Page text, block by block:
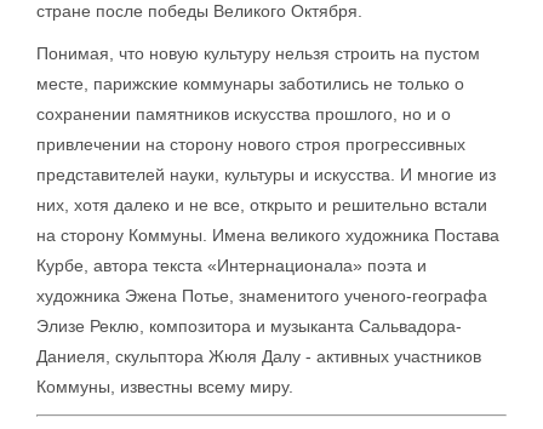
стране после победы Великого Октября.
Понимая, что новую культуру нельзя строить на пустом
месте, парижские коммунары заботились не только о
сохранении памятников искусства прошлого, но и о
привлечении на сторону нового строя прогрессивных
представителей науки, культуры и искусства. И многие из
них, хотя далеко и не все, открыто и решительно встали
на сторону Коммуны. Имена великого художника Постава
Курбе, автора текста «Интернационала» поэта и
художника Эжена Потье, знаменитого ученого-географа
Элизе Реклю, композитора и музыканта Сальвадора-
Даниеля, скульптора Жюля Далу - активных участников
Коммуны, известны всему миру.